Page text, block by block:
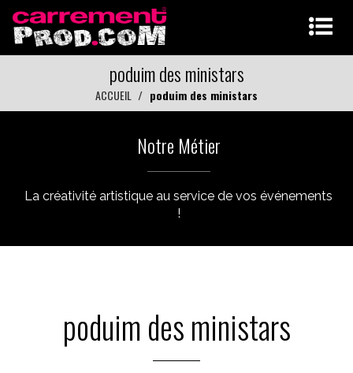
poduim des ministars
ACCUEIL poduim des ministars
Notre Métier
La créativité artistique au service de vos événements
!
poduim des ministars